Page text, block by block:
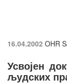
16.04.2002 OHR
Усвојен
људских